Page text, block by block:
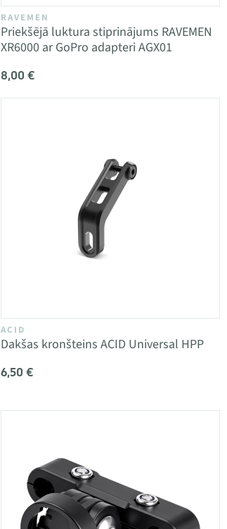
RAVEMEN
Priekšējā luktura stiprinājums RAVEMEN
XR6000 ar GoPro adapteri AGX01
8,00 €
ACID
Dakšas kronšteins ACID Universal HPP
6,50 €